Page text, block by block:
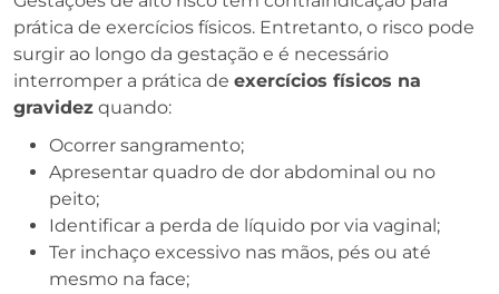
prática de exercícios físicos. Entretanto, o risco pode
surgir ao longo da gestação e é necessário
interromper a prática de exercícios físicos na
gravidez quando:
Ocorrer sangramento;
Apresentar quadro de dor abdominal ou no
peito;
Identificar a perda de líquido por via vaginal;
Ter inchaço excessivo nas mãos, pés ou até
mesmo na face;